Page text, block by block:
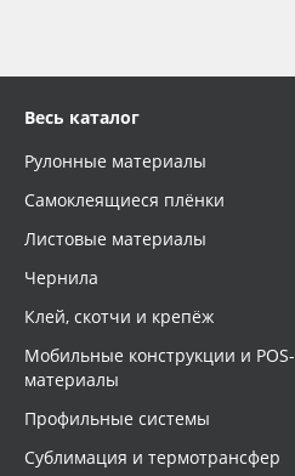
Весь каталог
Рулонные материалы
Самоклеящиеся плёнки
Листовые материалы
Чернила
Клей, скотчи и крепёж
Мобильные конструкции и POS-
материалы
Профильные системы
Сублимация и термотрансфер